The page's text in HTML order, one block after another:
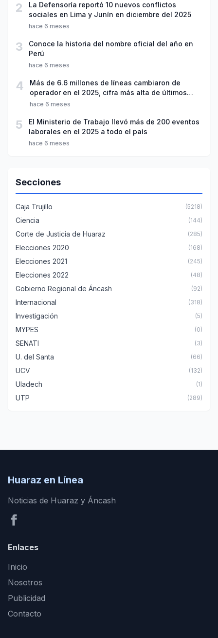
2
La Defensoría reportó 10 nuevos conflictos
sociales en Lima y Junín en diciembre del 2025
hace 6 meses
3
Conoce la historia del nombre oficial del año en
Perú
hace 6 meses
4
Más de 6.6 millones de líneas cambiaron de
operador en el 2025, cifra más alta de últimos
seis años
hace 6 meses
5
El Ministerio de Trabajo llevó más de 200 eventos
laborales en el 2025 a todo el país
hace 6 meses
Secciones
Caja Trujillo (5218)
Ciencia (144)
Corte de Justicia de Huaraz (285)
Elecciones 2020 (168)
Elecciones 2021 (245)
Elecciones 2022 (48)
Gobierno Regional de Áncash (92)
Internacional (318)
Investigación (5)
MYPES (0)
SENATI (3)
U. del Santa (66)
UCV (132)
Uladech (1)
UTP (289)
Huaraz en Línea
Noticias de Huaraz y Áncash
Enlaces
Inicio
Nosotros
Publicidad
Contacto